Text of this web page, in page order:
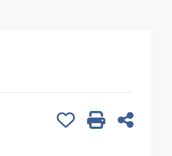
Stampa: Cod.
Preferiti: Cod. 4839